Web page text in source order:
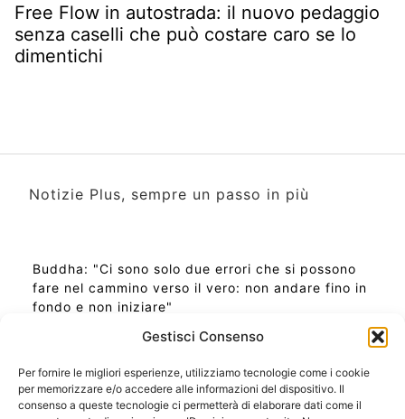
Gestisci Consenso
Per fornire le migliori esperienze, utilizziamo tecnologie come i cookie
per memorizzare e/o accedere alle informazioni del dispositivo. Il
consenso a queste tecnologie ci permetterà di elaborare dati come il
Free Flow in autostrada: il nuovo pedaggio
senza caselli che può costare caro se lo
dimentichi
Notizie Plus, sempre un passo in più
Buddha: "Ci sono solo due errori che si possono
fare nel cammino verso il vero: non andare fino in
fondo e non iniziare"
Ora Esatta in Italia in questo momento
Ti Senti Strano Ultimamente? Potrebbe Essere per